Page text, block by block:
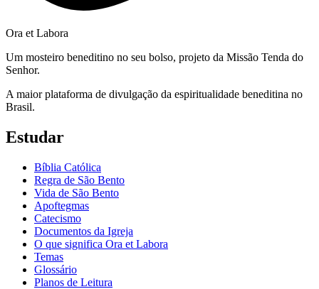
Ora et Labora
Um mosteiro beneditino no seu bolso, projeto da Missão Tenda do
Senhor.
A maior plataforma de divulgação da espiritualidade beneditina no
Brasil.
Estudar
Bíblia Católica
Regra de São Bento
Vida de São Bento
Apoftegmas
Catecismo
Documentos da Igreja
O que significa Ora et Labora
Temas
Glossário
Planos de Leitura